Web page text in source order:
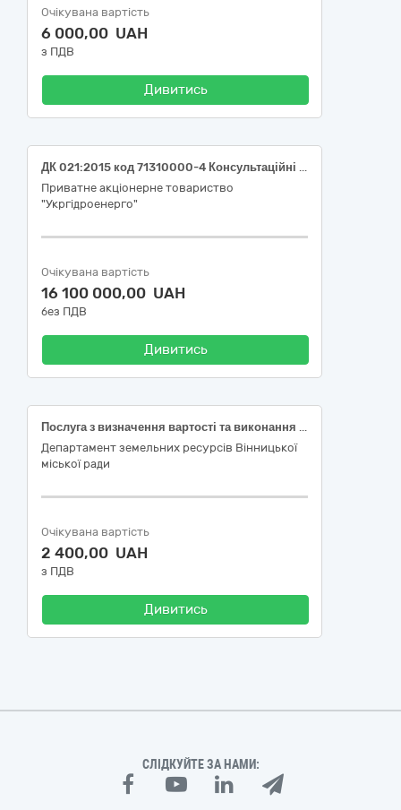
Очікувана вартість
6 000,00 UAH
з ПДВ
Дивитись
ДК 021:2015 код 71310000-4 Консультаційні послуги у галузях інженерії та будівництва (Послуга з проведення комплексного будівельно-технічного, оціночно-будівельного, економічного, електротехнічного, товарознавчого, транспортно-товарознавчого дослідження, оцінки для визначення збитків у вартісному виразі, витрат, необхідних для відновлення майна, що зазнало руйнівного впливу внаслідок збройної агресії, а також упущеної вигоди ПрАТ «Укргідроенерго», для подання позовів до судових інстанцій, зокрема міжнародних)
Приватне акціонерне товариство
"Укргідроенерго"
Очікувана вартість
16 100 000,00 UAH
без ПДВ
Дивитись
Послуга з визначення вартості та виконання звіту про експертну грошову оцінку земельної ділянки за адресою: м. Вінниця, вул. Дмитра Марковича, 24, на якій розташовані об’єкти нерухомого майна, що належать покупцю земельної ділянки
Департамент земельних ресурсів Вінницької
міської ради
Очікувана вартість
2 400,00 UAH
з ПДВ
Дивитись
СЛІДКУЙТЕ ЗА НАМИ: